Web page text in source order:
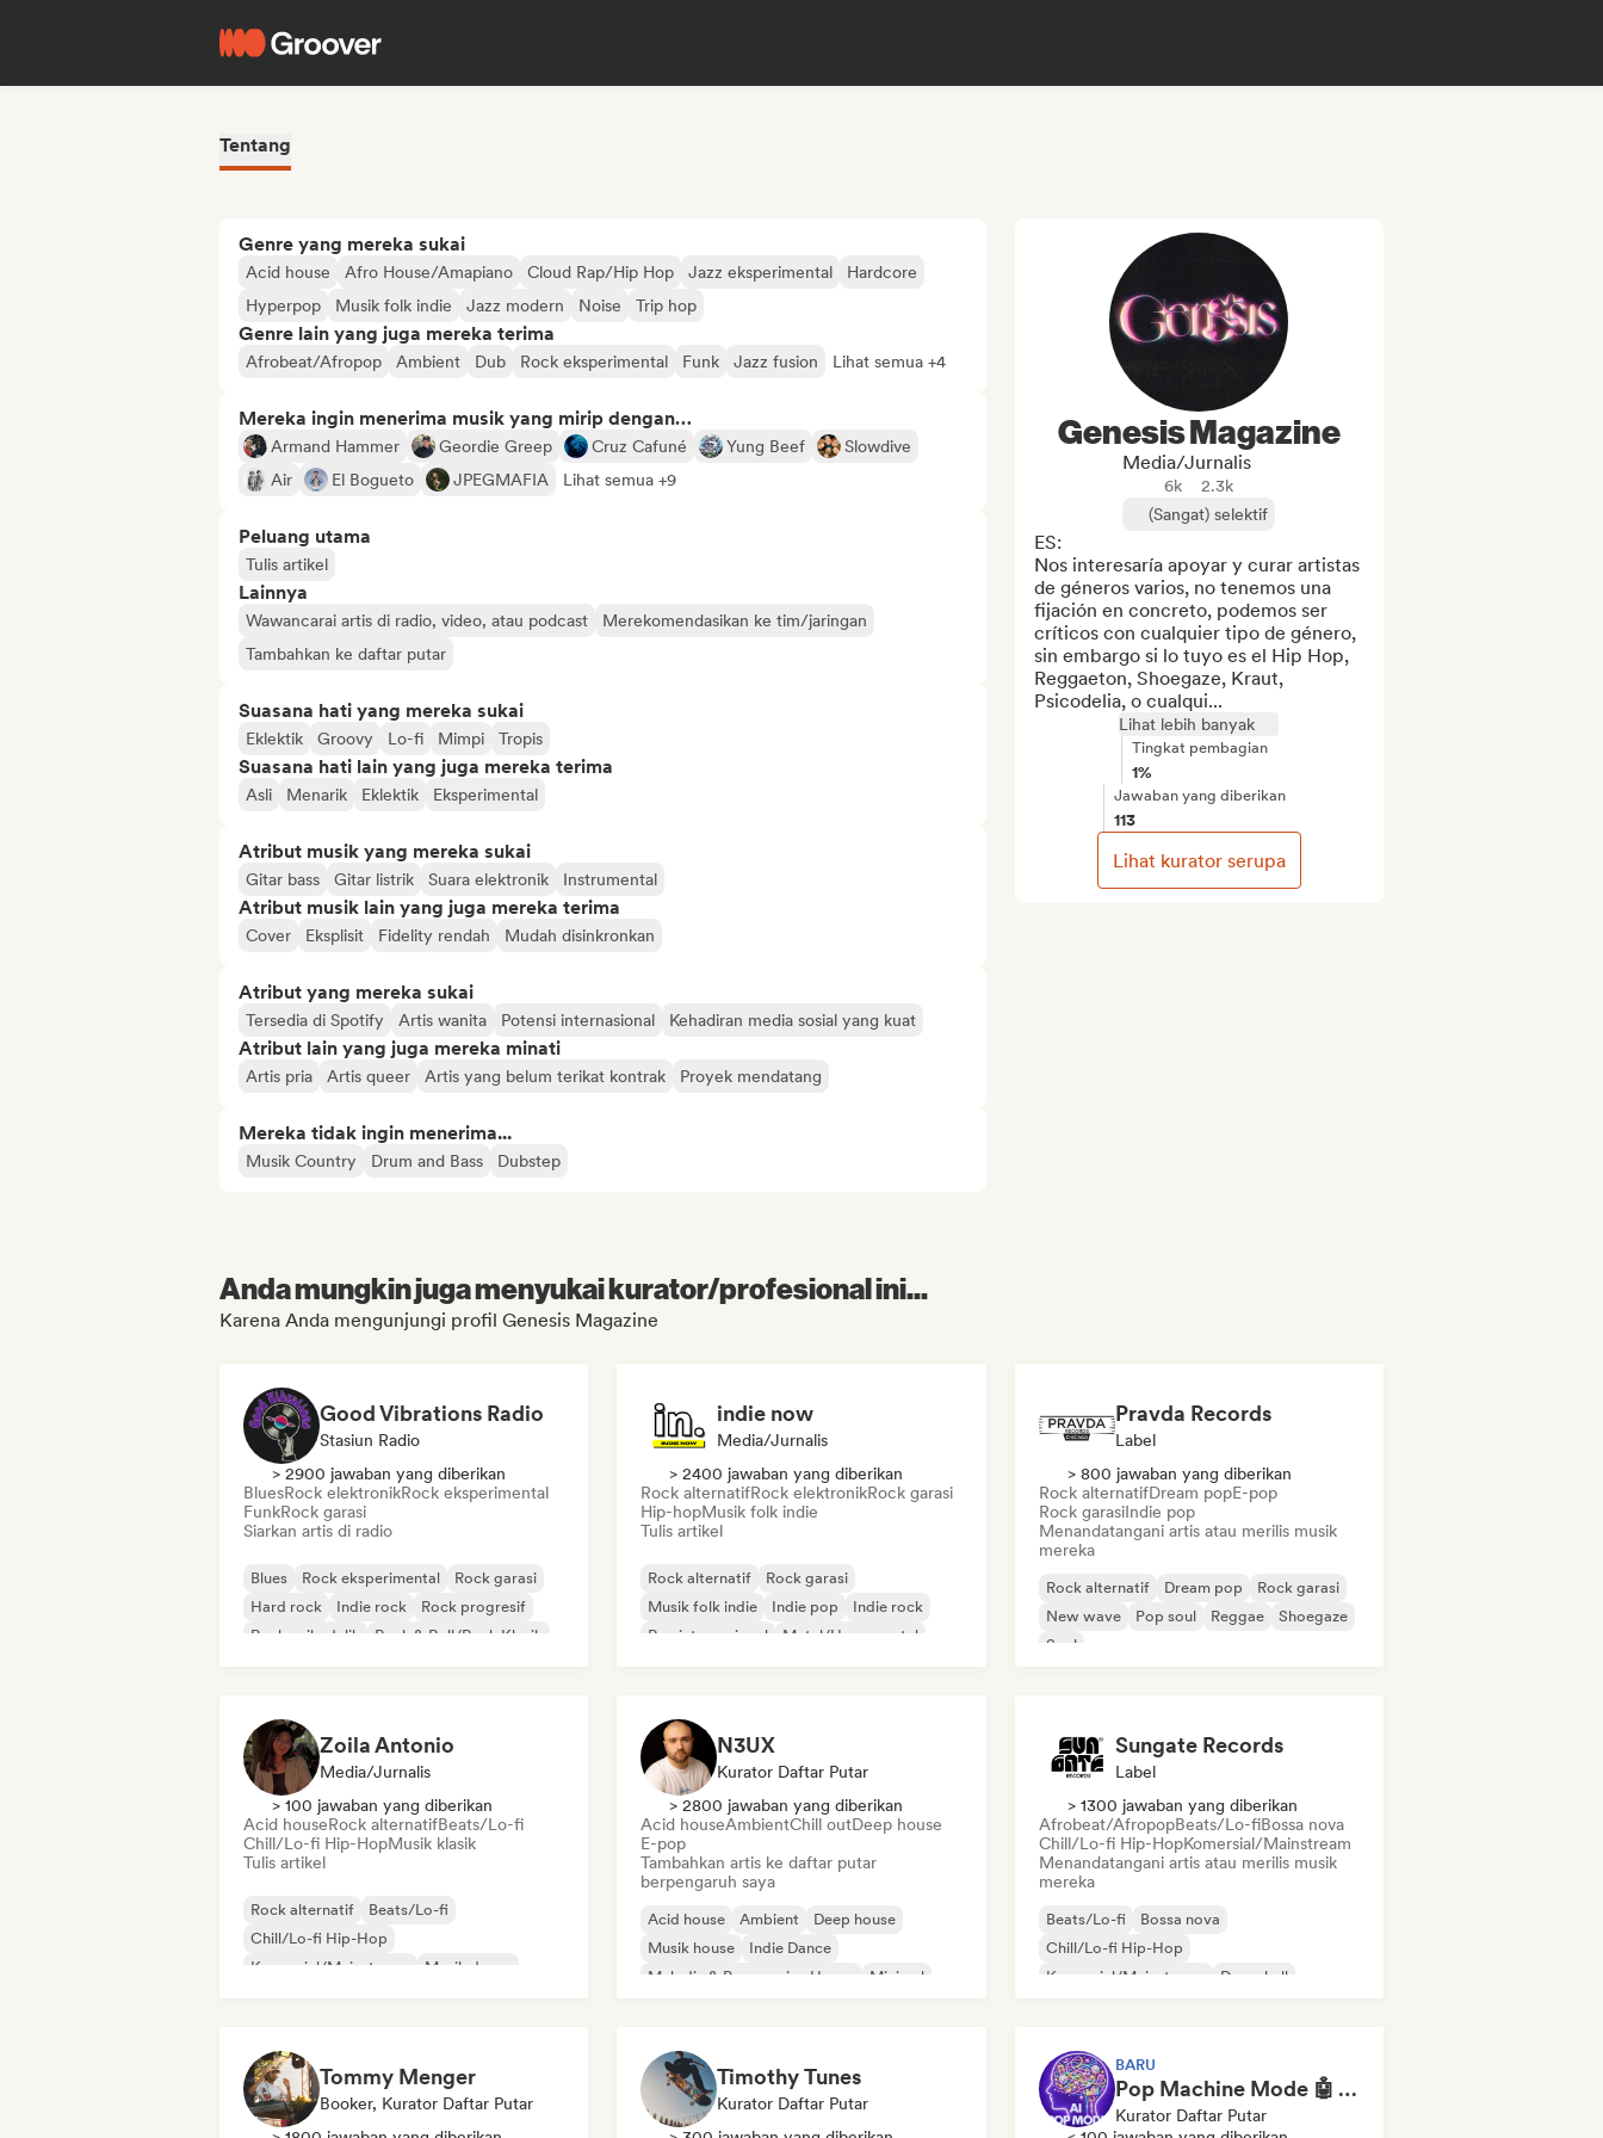
Tentang
Genre yang mereka sukai
Acid house Afro House/Amapiano Cloud Rap/Hip Hop Jazz eksperimental
Hardcore
Hyperpop
Musik folk indie Jazz modern Noise Trip hop
Genre lain yang juga mereka terima
Afrobeat/Afropop Ambient Dub Rock eksperimental Funk Jazz fusion Lihat semua +4
Mereka ingin menerima musik yang mirip dengan…
Armand Hammer Geordie Greep Cruz Cafuné Yung Beef
Slowdive
Air
El Bogueto JPEGMAFIA Lihat semua +9
Peluang utama
Tulis artikel
Lainnya
Wawancarai artis di radio, video, atau podcast
Merekomendasikan ke tim/jaringan
Tambahkan ke daftar putar
Suasana hati yang mereka sukai
Eklektik Groovy Lo-fi Mimpi Tropis
Suasana hati lain yang juga mereka terima
Asli Menarik Eklektik Eksperimental
Atribut musik yang mereka sukai
Gitar bass Gitar listrik Suara elektronik Instrumental
Atribut musik lain yang juga mereka terima
Cover Eksplisit Fidelity rendah Mudah disinkronkan
Atribut yang mereka sukai
Tersedia di Spotify Artis wanita Potensi internasional Kehadiran media sosial yang kuat
Atribut lain yang juga mereka minati
Artis pria Artis queer Artis yang belum terikat kontrak Proyek mendatang
Mereka tidak ingin menerima...
Musik Country Drum and Bass Dubstep
Genesis Magazine
Media/Jurnalis
6k
2.3k
(Sangat) selektif
ES:
Nos interesaría apoyar y curar artistas
de géneros varios, no tenemos una
fijación en concreto, podemos ser
críticos con cualquier tipo de género,
sin embargo si lo tuyo es el Hip Hop,
Reggaeton, Shoegaze, Kraut,
Psicodelia, o cualqui...
Lihat lebih banyak
Tingkat pembagian
1%
Jawaban yang diberikan
113
Lihat kurator serupa
Anda mungkin juga menyukai kurator/profesional ini...
Karena Anda mengunjungi profil Genesis Magazine
Good Vibrations Radio
Stasiun Radio
> 2900 jawaban yang diberikan
BluesRock elektronikRock eksperimental
FunkRock garasi
Siarkan artis di radio
Blues Rock eksperimental
Rock garasi
Hard rock
Indie rock
Rock progresif
Rock psikedelik
Rock & Roll/Rock Klasik
indie now
Media/Jurnalis
> 2400 jawaban yang diberikan
Rock alternatifRock elektronikRock garasi
Hip-hopMusik folk indie
Tulis artikel
Rock alternatif
Rock garasi
Musik folk indie
Indie pop
Indie rock
Rap internasional
Metal/Heavy metal
Pravda Records
Label
> 800 jawaban yang diberikan
Rock alternatifDream popE-pop
Rock garasiIndie pop
Menandatangani artis atau merilis musik
mereka
Rock alternatif Dream pop
Rock garasi
New wave
Pop soul Reggae
Shoegaze
Soul
Zoila Antonio
Media/Jurnalis
> 100 jawaban yang diberikan
Acid houseRock alternatifBeats/Lo-fi
Chill/Lo-fi Hip-HopMusik klasik
Tulis artikel
Rock alternatif
Beats/Lo-fi
Chill/Lo-fi Hip-Hop
Komersial/Mainstream
Musik dansa
N3UX
Kurator Daftar Putar
> 2800 jawaban yang diberikan
Acid houseAmbientChill outDeep house
E-pop
Tambahkan artis ke daftar putar
berpengaruh saya
Acid house Ambient
Deep house
Musik house
Indie Dance
Melodic & Progressive House
Minimal
Sungate Records
Label
> 1300 jawaban yang diberikan
Afrobeat/AfropopBeats/Lo-fiBossa nova
Chill/Lo-fi Hip-HopKomersial/Mainstream
Menandatangani artis atau merilis musik
mereka
Beats/Lo-fi
Bossa nova
Chill/Lo-fi Hip-Hop
Komersial/Mainstream
Dancehall
Tommy Menger
Booker, Kurator Daftar Putar
Timothy Tunes
Kurator Daftar Putar
BARU
Pop Machine Mode 🤖 AI Music, Indie Pop & Dream Pop
Kurator Daftar Putar